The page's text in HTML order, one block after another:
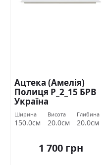
Ацтека (Амелія)
Полиця Р_2_15 БРВ
Україна
Ширина
150.0см
Висота
20.0см
Глибина
20.0см
1 700 грн